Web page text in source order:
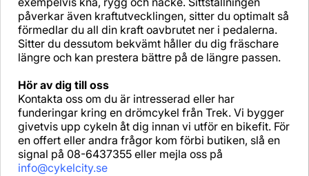
påverkar även kraftutvecklingen, sitter du optimalt så
förmedlar du all din kraft oavbrutet ner i pedalerna.
Sitter du dessutom bekvämt håller du dig fräschare
längre och kan prestera bättre på de längre passen.
Hör av dig till oss
Kontakta oss om du är intresserad eller har
funderingar kring en drömcykel från Trek. Vi bygger
givetvis upp cykeln åt dig innan vi utför en bikefit. För
en offert eller andra frågor kom förbi butiken, slå en
signal på 08-6437355 eller mejla oss på
info@cykelcity.se